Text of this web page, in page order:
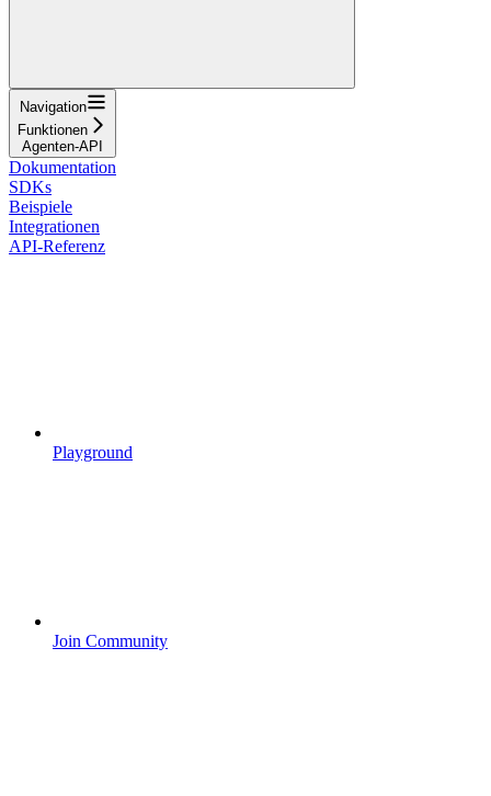
Navigation
Funktionen
Agenten-API
Dokumentation
SDKs
Beispiele
Integrationen
API-Referenz
Playground
Join Community